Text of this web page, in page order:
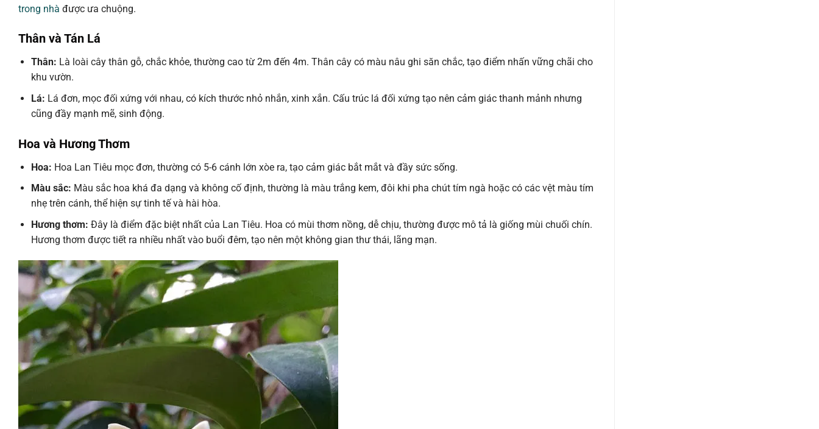
trong nhà được ưa chuộng.
Thân và Tán Lá
Thân: Là loài cây thân gỗ, chắc khỏe, thường cao từ 2m đến 4m. Thân cây có màu nâu ghi săn chắc, tạo điểm nhấn vững chãi cho
khu vườn.
Lá: Lá đơn, mọc đối xứng với nhau, có kích thước nhỏ nhắn, xinh xắn. Cấu trúc lá đối xứng tạo nên cảm giác thanh mảnh nhưng
cũng đầy mạnh mẽ, sinh động.
Hoa và Hương Thơm
Hoa: Hoa Lan Tiêu mọc đơn, thường có 5-6 cánh lớn xòe ra, tạo cảm giác bắt mắt và đầy sức sống.
Màu sắc: Màu sắc hoa khá đa dạng và không cố định, thường là màu trắng kem, đôi khi pha chút tím ngà hoặc có các vệt màu tím
nhẹ trên cánh, thể hiện sự tinh tế và hài hòa.
Hương thơm: Đây là điểm đặc biệt nhất của Lan Tiêu. Hoa có mùi thơm nồng, dễ chịu, thường được mô tả là giống mùi chuối chín.
Hương thơm được tiết ra nhiều nhất vào buổi đêm, tạo nên một không gian thư thái, lãng mạn.